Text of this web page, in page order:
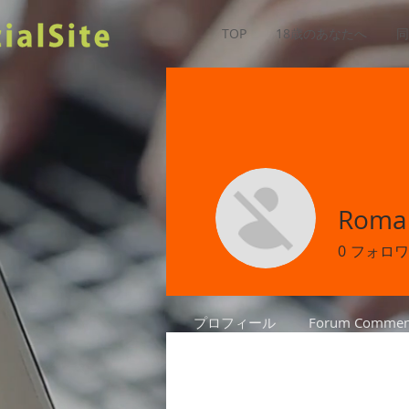
TOP 18歳のあなたへ
0 フォロ
プロフィール Forum